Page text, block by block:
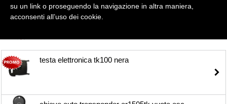
CHIAVI AUTO
testa elettronica tk100 nera
su un link o proseguendo la navigazione in altra maniera,
acconsenti all’uso dei cookie.